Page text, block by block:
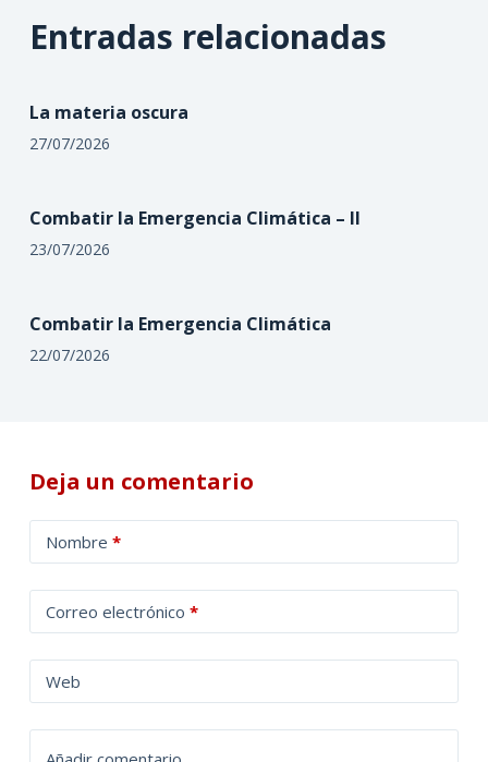
Entradas relacionadas
La materia oscura
27/07/2026
Combatir la Emergencia Climática – II
23/07/2026
Combatir la Emergencia Climática
22/07/2026
Deja un comentario
Nombre *
Correo electrónico *
Web
l
t
a
t